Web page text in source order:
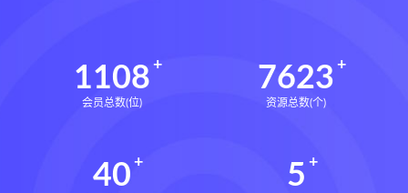
1108
会员总数(位)
7623
资源总数(个)
40 5